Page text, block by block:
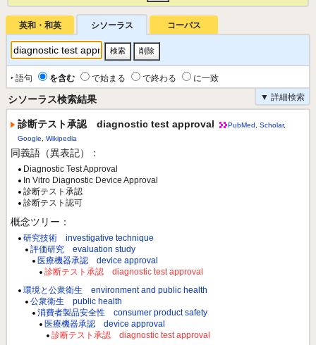
英和・和英 シソーラス コーパス
‣ 語句 を含む で始まる で終わる
に一致
▼ 詳細検索
シソーラス検索結果
診断テスト承認 diagnostic test approval PubMed Scholar,
Google
Wikipedia
同義語（異表記）：
Diagnostic Test Approval
In Vitro Diagnostic Device Approval
診断テスト承認
診断テスト認可
概念ツリー：
研究技術 investigative technique
評価研究 evaluation study
医療機器承認 device approval
診断テスト承認 diagnostic test approval
環境と公衆衛生 environment and public health
公衆衛生 public health
消費者製品安全性 consumer product safety
医療機器承認 device approval
診断テスト承認 diagnostic test approval